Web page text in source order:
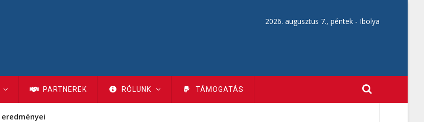
2026. augusztus 7., péntek - Ibolya
PARTNEREK RÓLUNK TÁMOGATÁS